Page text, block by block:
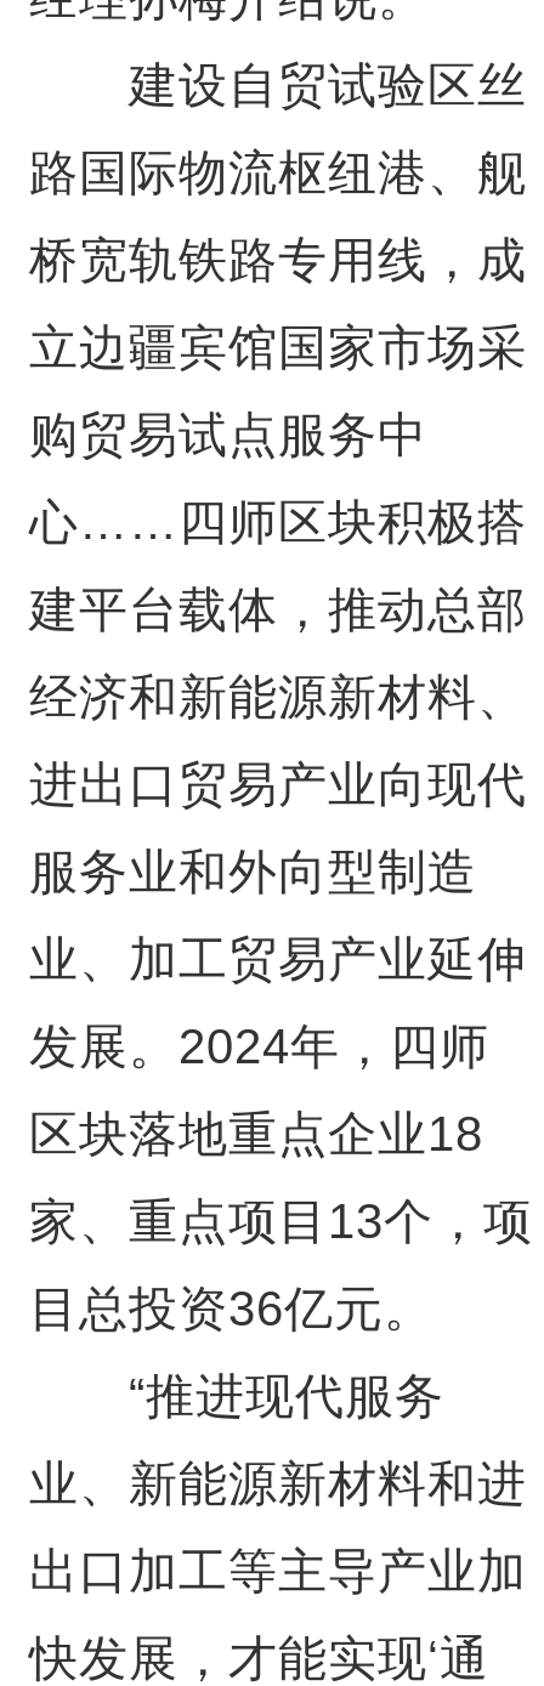
建设自贸试验区丝
路国际物流枢纽港、舰
桥宽轨铁路专用线，成
立边疆宾馆国家市场采
购贸易试点服务中
心……四师区块积极搭
建平台载体，推动总部
经济和新能源新材料、
进出口贸易产业向现代
服务业和外向型制造
业、加工贸易产业延伸
发展。2024年，四师
区块落地重点企业18
家、重点项目13个，项
目总投资36亿元。
“推进现代服务
业、新能源新材料和进
出口加工等主导产业加
快发展，才能实现‘通